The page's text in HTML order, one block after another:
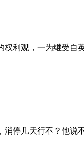
权利观，一为继受
停几天行不？他